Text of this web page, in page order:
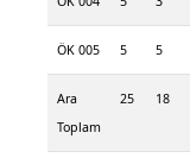
ÖK 005 5 5
Ara
Toplam
25 18